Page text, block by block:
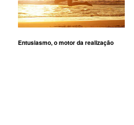
Entusiasmo, o motor da realização